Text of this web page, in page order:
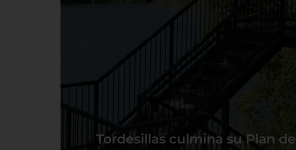
Tordesillas culmina su Plan de